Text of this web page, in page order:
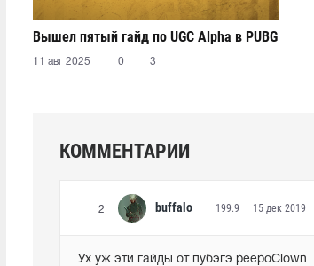
Вышел пятый гайд по UGC Alpha в PUBG
11 авг 2025 0 3
КОММЕНТАРИИ
2 buffalo 199.9 15 дек 2019
Ух уж эти гайды от пубэгэ peepoClown